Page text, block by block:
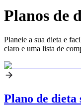
Planos de
Planeie a sua dieta e
claro e uma lista de
Plano de dieta